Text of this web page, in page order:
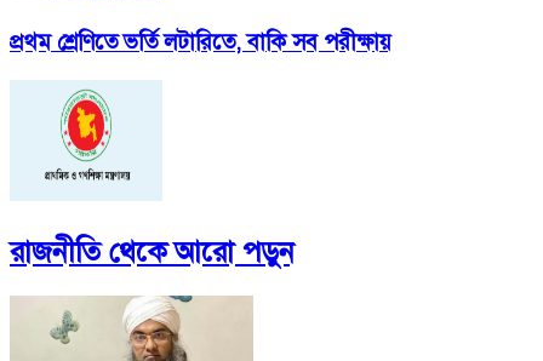
প্রথম শ্রেণিতে ভর্তি লটারিতে, বাকি সব পরীক্ষায়
রাজনীতিথেকে আরো পড়ুন